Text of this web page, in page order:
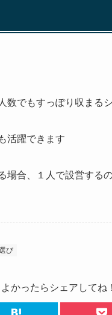
数でもすっぽり収まる
活躍できます
場合、１人で設営する
び
よかったらシェアしてね！